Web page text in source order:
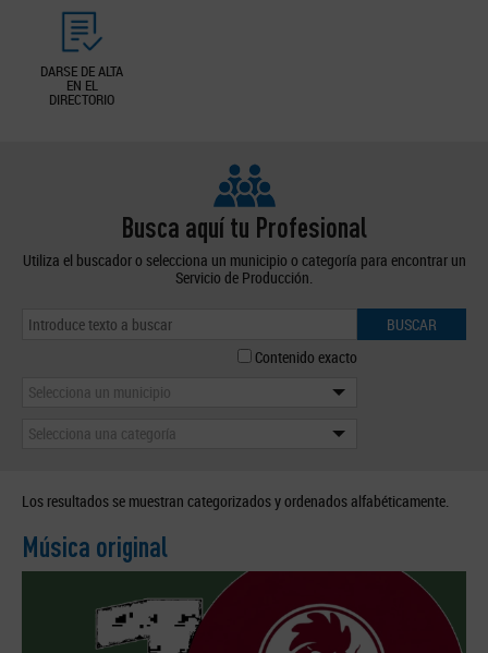
DARSE DE ALTA
EN EL
DIRECTORIO
Busca aquí tu Profesional
Utiliza el buscador o selecciona un municipio o categoría para encontrar un
Servicio de Producción.
BUSCAR
Contenido exacto
Selecciona un municipio
Selecciona una categoría
Los resultados se muestran categorizados y ordenados alfabéticamente.
Música original